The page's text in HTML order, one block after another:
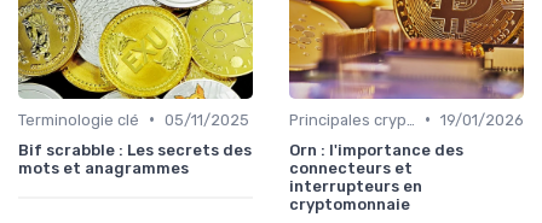
Terminologie clé • 05/11/2025
Bif scrabble : Les secrets des
mots et anagrammes
• 19/01/2026
Orn : l'importance des
connecteurs et
interrupteurs en
cryptomonnaie